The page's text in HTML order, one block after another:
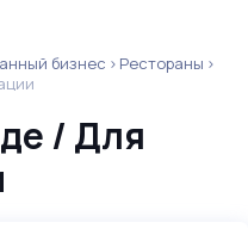
бизнес
Рестораны
/ Для